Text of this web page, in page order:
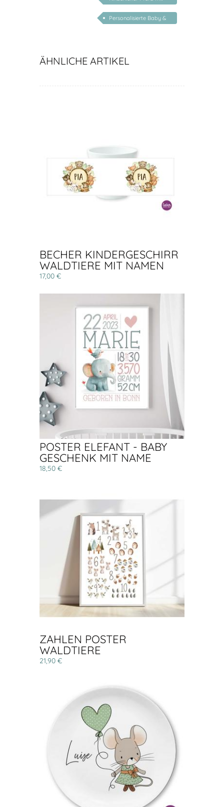
Namen
Name
Personalisierte Baby &
ÄHNLICHE ARTIKEL
BECHER KINDERGESCHIRR
WALDTIERE MIT NAMEN
17,00 €
POSTER ELEFANT - BABY
GESCHENK MIT NAME
18,50 €
ZAHLEN POSTER
WALDTIERE
21,90 €